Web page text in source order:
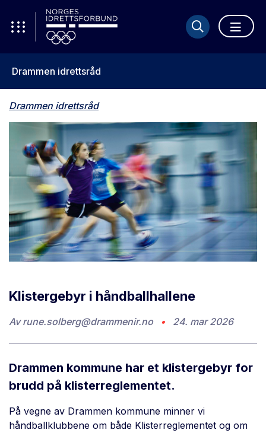
Drammen idrettsråd
Drammen idrettsråd
Klistergebyr i håndballhallene
Avrune.solberg@drammenir.no • 24. mar 2026
Drammen kommune har et klistergebyr for
brudd på klisterreglementet.
På vegne av Drammen kommune minner vi
håndballklubbene om både Klisterreglementet og om